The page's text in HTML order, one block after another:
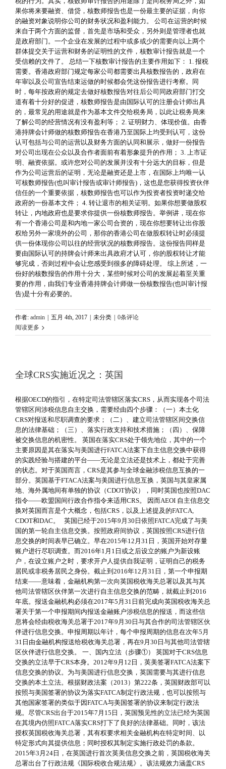
果你将来要融资、借贷，核数师报告也是一份最主要的证据，向你
的融资对象说明你公司的财务状况和盈利能力。 公司在运营的时候
来自于两个方面的监督，首先是市场和受众，另外则是管理者也就
是政府部门。一个企业在发展的过程中或多或少的需要向以上两个
群体提交关于运营和财务的证明性的文件，核数审计报告就是一个
受信赖的文件了。 总结一下核数审计报告的主要作用如下： 1. 报税
需要。香港政府部门规定每家公司都需要出具核数报告的，政府在
年审以及公司宣告结束运做的时候都会凭这份报告进行考察。同
时，每年按政府的规定去做好核数报告对往后公司同政府部门打交
道有着十分好的促进，核数师报告是由国际认可的注册会计师出具
的，最常见的用途就是作为基本文件交给税务局，以此让税务局来
了解公司的经营情况有没有盈利等； 2. 证明财力、体现价值。由香
港持牌会计师做的核数师报告在香港乃至国际上均受到认可，这份
认可包括与公司的运营以及财务方面的认同和展示，做好一份报告
对公司出现在公众以及合作者面前有着形象提升的作用； 3. 上市证
明、融资依据。或许您对公司的发展并没有十分远大的目标，但是
作为公司运营后的证明，无论是融资还是上市，在国际上均唯一认
可核数师报告(也叫审计报告或审计师报告)，这也是您获得投资伙伴
信任的一个重要依据，核数师报告也可以作为投资者投资时递交给
政府的一份基本文件； 4. 转让退市的相关证明。如果你想要做股权
转让，内地政府也是要求你提供一份核数师报告。举例讲，现在你
有一个香港公司是和内地一家公司合资的，现在你想要转让出你股
权给另外一家境外的公司，那你的香港公司在做股权转让时必须提
供一份体现你公司以往的经营状况的核数师报告。这份报告同样是
要由国际认可的持牌会计师来出具政府才认可，你的股权转让才能
够完成，否则过程中会让您感受到很多的障碍处理。 综上所述，一
份好的核数报告的作用十分大，某些时候对公司的发展起着至关重
要的作用，由我们专业香港持牌会计师做一份核数报告(也叫审计报
告)是十分有必要的。
作者: admin 五月 4th, 2017 未分类
0条评论
阅读更多
全球CRS实施近况之：英国
根据OECD的指引，在特定司法管辖区落实CRS，从而实现各个司法
管辖区间涉税信息自主交换，需要经由四个步骤：（一）本土化
CRS对报送和尽职调查的要求；（二）、建立司法管辖区间交换信
息的法律基础；（三）、落实行政支持和技术措施；（四）、保障
被交换信息的机密性。 英国在落实CRS处于领先地位，其中的一个
主要原因是其在落实与美国进行FATCA法案下自主信息交换中获得
的实践经验与搭建的平台——无论是立法还是技术上，都处于完善
的状态。对于英国而言，CRS是其参与全球金融涉税信息互换的一
部分。英国基于FTACA法案与美国进行信息互换，英国与其皇家属
地、海外属地间有单独的协议（CDOT协议），同时英国也按照DAC
指令——欧盟国间行政合作指令来适用CRS。 因而AEOI 自主信息交
换对英国而言是个大概念，包括CRS，以及上述提及的FATCA,
CDOT和DAC。 英国已经于2015年9月30日依照FATCA完成了与美
国的第一轮自主信息交换。按照政府间协议，英国按照CRS进行信
息交换的时间表早已确立。早在2015年12月31日，英国开始对存量
账户进行尽职调查。而2016年1月1日或之后设立的账户为新设账
户，在设立账户之时，要求开户人提供自我证明，证明自己的税务
居民或非税务居民之身份。截止到2016年12月31日，第一个申报期
结束——意味着，金融机构第一次向英国税收海关总署以及其与其
他司法管辖区伙伴第一次进行自主信息交换的范畴，就截止到2016
年底。报送金融机构必须在2017年5月31日前完成向英国税收海关总
署关于第一个申报期间内报送金融账户涉税信息的报送，而这些信
息将会经由税收海关总署于2017年9月30日与其合作的司法管辖区伙
伴进行信息交换。申报周期以年计，每个申报周期的信息在次年5月
31日由金融机构报送给税收海关总署，再在9月30日与其他司法管辖
区伙伴进行信息交换。 一、国内立法（步骤①） 英国对于CRS信息
交换的立法早于CRS本身。2012年9月12日，英美签署FATCA法案下
信息交换的协议。为与美国进行信息交换，英国需要与其进行信息
交换的本土立法。根据财政法案（2013）第222条，英国财政部可以
按照与美国签署的协议为落实FATCA制定行政法规，也可以按照与
其他国家签署的类似于因FATCA与美国签署的协议来制定行政法
规。尽管CRS出台于2015年7月15日，英国预见性的立法已经为英国
在其境内仿照FATCA落实CRS打下了良好的法律基础。同时，该法
授权英国税收海关总署，其有权要求相关金融机构在特定时间、以
特定形式向其提供信息；同时授权其制定实施行政处罚的条款。
2015年3月24日，在英国进行首次英美信息交换之前，英国税收海关
总署出台了行政法规《国际税收合规法规》。该法规效力涵盖CRS